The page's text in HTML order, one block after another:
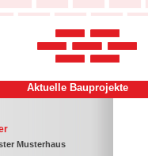
Aktuelle Bauprojekte
Musterhaus